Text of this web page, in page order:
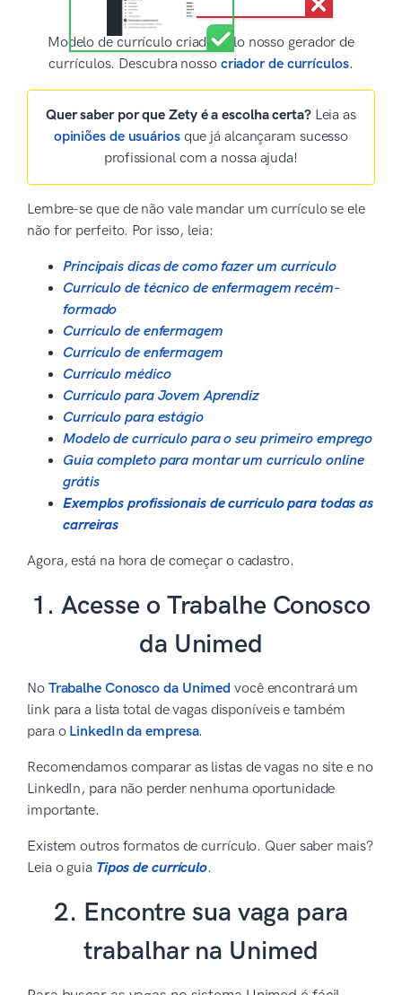
Modelo de currículo criado pelo nosso gerador de
currículos. Descubra nosso criador de currículos.
Quer saber por que Zety é a escolha certa?Leia as
opiniões de usuáriosque já alcançaram sucesso
profissional com a nossa ajuda!
Lembre-se que de não vale mandar um currículo se ele
não for perfeito. Por isso, leia:
Principais dicas de como fazer um currículo
Currículo de técnico de enfermagem recém-
formado
Currículo de enfermagem
Currículo de enfermagem
Currículo médico
Currículo para Jovem Aprendiz
Currículo para estágio
Modelo de currículo para o seu primeiro emprego
Guia completo para montar um currículo online
grátis
Exemplos profissionais de currículo para todas as
carreiras
Agora, está na hora de começar o cadastro.
1. Acesse o Trabalhe Conosco
da Unimed
No Trabalhe Conosco da Unimed você encontrará um
link para a lista total de vagas disponíveis e também
para o LinkedIn da empresa.
Recomendamos comparar as listas de vagas no site e no
LinkedIn, para não perder nenhuma oportunidade
importante.
Existem outros formatos de currículo. Quer saber mais?
Leia o guia Tipos de currículo.
2. Encontre sua vaga para
trabalhar na Unimed